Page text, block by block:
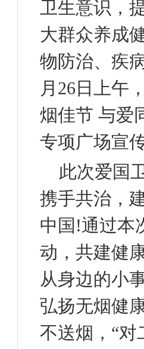
卫生意识，
大群众养成
物防治、疾
月26日上午
烟佳节 与爱
专项广场宣
此次爱国
携手共治，
中国!通过本
动，共建健
从身边的小
弘扬无烟健
不送烟，“对